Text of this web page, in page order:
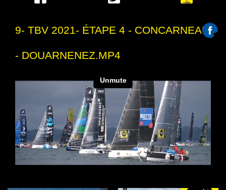
9- TBV 2021- ÉTAPE 4 - CONCARNEAU
- DOUARNENEZ.MP4